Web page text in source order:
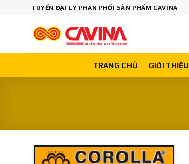
TUYỂN ĐẠI LÝ PHÂN PHỐI SẢN PHẨM CAVINA
TRANG CHỦ GIỚI THIỆU